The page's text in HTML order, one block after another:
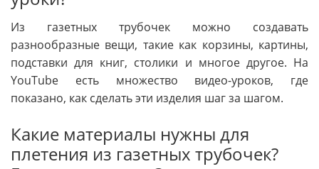
Из газетных трубочек можно создавать
разнообразные вещи, такие как корзины, картины,
подставки для книг, столики и многое другое. На
YouTube есть множество видео-уроков, где
показано, как сделать эти изделия шаг за шагом.
Какие материалы нужны для
плетения из газетных трубочек?